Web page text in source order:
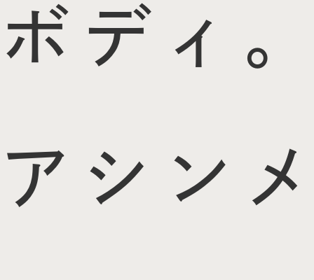
ボディ。
アシンメ